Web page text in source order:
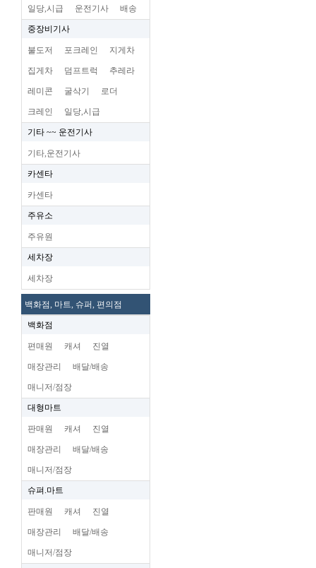
일당,시급 운전기사 배송
중장비기사
불도저 포크레인 지게차
집게차 덤프트럭 추레라
레미콘 굴삭기 로더
크레인 일당,시급
기타 ~~ 운전기사
기타,운전기사
카센타
카센타
주유소
주유원
세차장
세차장
백화점, 마트, 슈퍼, 편의점
백화점
편매원 캐셔 진열
매장관리 배달/배송
매니저/점장
대형마트
판매원 캐셔 진열
매장관리 배달/배송
매니저/점장
슈펴.마트
판매원 캐셔 진열
매장관리 배달/배송
매니저/점장